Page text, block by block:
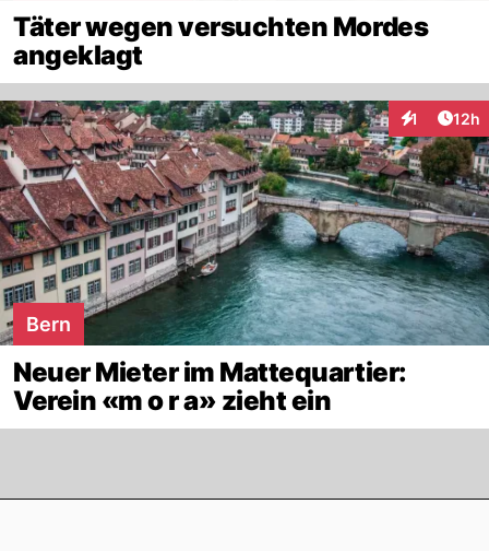
Täter wegen versuchten Mordes
angeklagt
1 12h
Bern
Neuer Mieter im Mattequartier:
Verein «m o r a» zieht ein